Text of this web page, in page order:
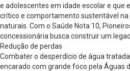
e adolescentes em idade escolar e que
crítico e comportamento sustentável na
naturais. Com o Saúde Nota 10,
concessionária busca construir um
Redução de perdas
Combater o desperdício de água
encarado com grande foco pela Águas